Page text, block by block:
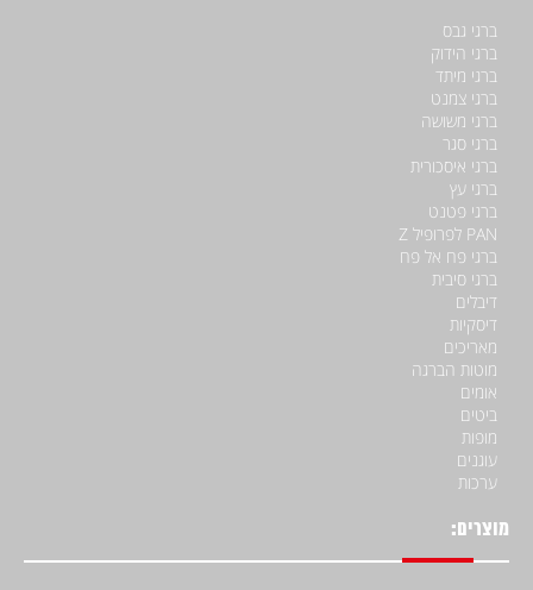
ברגי גבס
ברגי הידוק
ברגי מיתד
ברגי צמנט
ברגי משושה
ברגי סגר
ברגי איסכורית
ברגי עץ
ברגי פטנט
PAN לפרופיל Z
ברגי פח אל פח
ברגי סיבית
דיבלים
דיסקיות
מאריכים
מוטות הברגה
אומים
ביטים
מופות
עוגנים
ערכות
מוצרים: